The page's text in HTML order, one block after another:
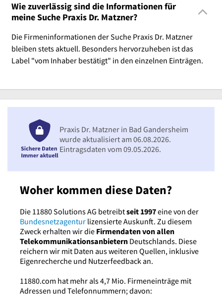
Wie zuverlässig sind die Informationen für
meine Suche Praxis Dr. Matzner?
Die Firmeninformationen der Suche Praxis Dr. Matzner
bleiben stets aktuell. Besonders hervorzuheben ist das
Label "vom Inhaber bestätigt" in den einzelnen Einträgen.
Woher kommen diese Daten?
Die 11880 Solutions AG betreibtseit 1997eine von der
Bundesnetzagentur lizensierte Auskunft. Zu diesem
Zweck erhalten wir die Firmendaten von allen
Telekommunikationsanbietern Deutschlands. Diese
reichern wir mit Daten aus weiteren Quellen, inklusive
Eigenrecherche und Nutzerfeedback an.
11880.com hat mehr als 4,7 Mio. Firmeneinträge mit
Adressen und Telefonnummern; davon:
Praxis Dr. Matzner in Bad Gandersheim
wurde aktualisiert am 06.08.2026.
Eintragsdaten vom 09.05.2026.